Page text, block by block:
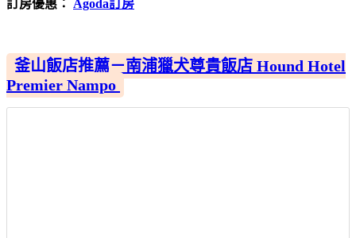
訂房優惠： Agoda訂房
釜山飯店推薦－南浦獵犬尊貴飯店 Hound Hotel
Premier Nampo